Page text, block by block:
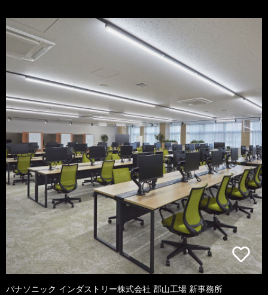
パナソニック インダストリー株式会社 郡山工場 新事務所